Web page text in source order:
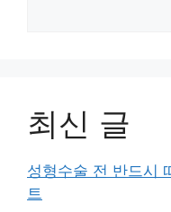
최신 글
성형수술 전 반드시
트